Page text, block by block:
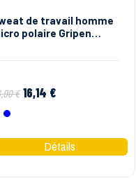
de travail homme
polaire Gripen
€ 16,14 €
Bleu